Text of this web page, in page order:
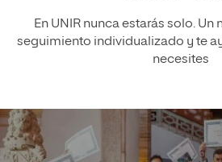
En UNIR nunca estarás solo. Un
seguimiento individualizado y te
necesites